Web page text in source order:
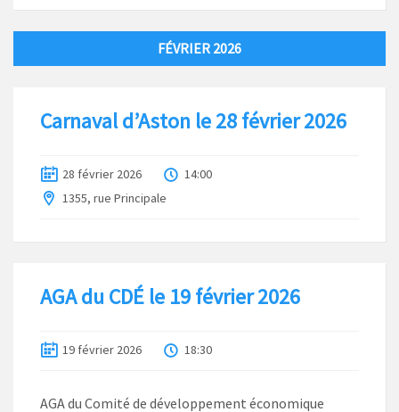
FÉVRIER 2026
Carnaval d’Aston le 28 février 2026
28 février 2026
14:00
1355, rue Principale
AGA du CDÉ le 19 février 2026
19 février 2026 18:30
AGA du Comité de développement économique